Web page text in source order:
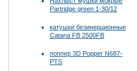
Partridge green 1-30/12
катушки безинерционные
Catana FB 2500FB
поппер 3D Popper N687-
PTS